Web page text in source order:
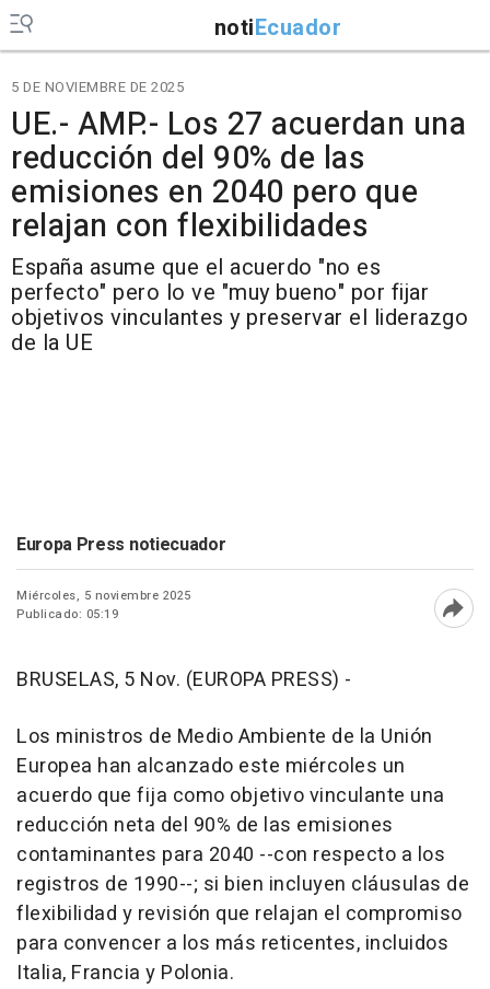
notiEcuador
5 DE NOVIEMBRE DE 2025
UE.- AMP.- Los 27 acuerdan una
reducción del 90% de las
emisiones en 2040 pero que
relajan con flexibilidades
España asume que el acuerdo "no es
perfecto" pero lo ve "muy bueno" por fijar
objetivos vinculantes y preservar el liderazgo
de la UE
Europa Press notiecuador
Miércoles, 5 noviembre 2025
Publicado: 05:19
BRUSELAS, 5 Nov. (EUROPA PRESS) -
Los ministros de Medio Ambiente de la Unión
Europea han alcanzado este miércoles un
acuerdo que fija como objetivo vinculante una
reducción neta del 90% de las emisiones
contaminantes para 2040 --con respecto a los
registros de 1990--; si bien incluyen cláusulas de
flexibilidad y revisión que relajan el compromiso
para convencer a los más reticentes, incluidos
Italia, Francia y Polonia.